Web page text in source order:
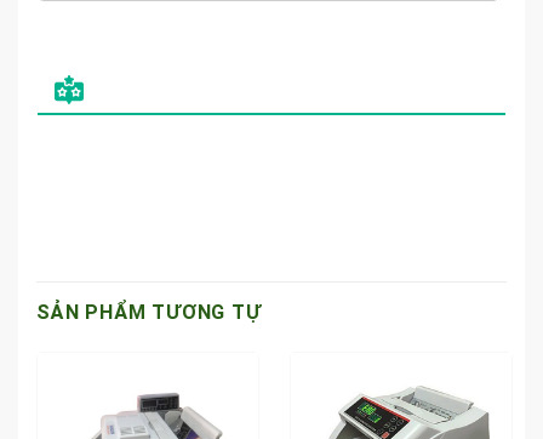
SẢN PHẨM TƯƠNG TỰ